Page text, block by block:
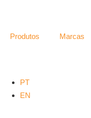
Produtos Marcas
PT
EN